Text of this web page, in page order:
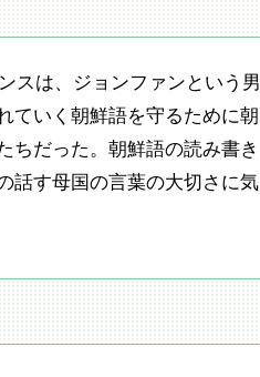
スは、ジョンファンという男
ていく朝鮮語を守るために朝
ちだった。朝鮮語の読み書き
話す母国の言葉の大切さに気